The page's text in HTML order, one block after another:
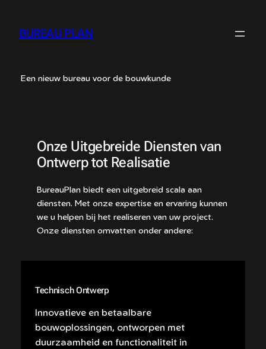
BUREAU PLAN
Een nieuw bureau voor de bouwkunde
Onze Uitgebreide Diensten van
Ontwerp tot Realisatie
BureauPlan biedt een uitgebreid scala aan
diensten. Met onze expertise en ervaring kunnen
we u helpen bij het realiseren van uw project.
Onze diensten omvatten onder andere:
Technisch Ontwerp
Innovatieve en betaalbare
bouwoplossingen, ontworpen met
duurzaamheid en functionaliteit in